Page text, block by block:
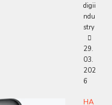
digii
ndu
stry
29.
03.
202
6
НА